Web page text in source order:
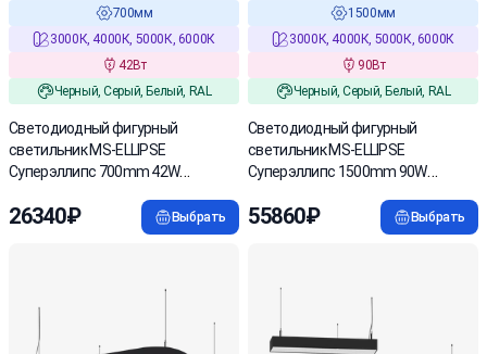
700мм
3000К, 4000К, 5000К, 6000К
42Вт
Черный, Серый, Белый, RAL
Светодиодный фигурный
светильник MS-ELLIPSE
Суперэллипс 700mm 42W
26340₽ Выбрать
1500мм
3000К, 4000К, 5000К, 6000К
90Вт
Черный, Серый, Белый, RAL
Светодиодный фигурный
светильник MS-ELLIPSE
Суперэллипс 1500mm 90W
55860₽ Выбрать